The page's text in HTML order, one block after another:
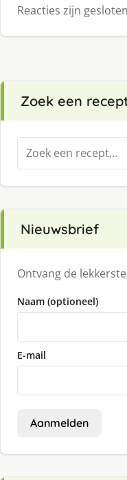
Reacties zijn
Zoek een
Zoeken
naar:
Nieuwsbrief
Ontvang de
Naam (optioneel)
E-mail
Aanmelden